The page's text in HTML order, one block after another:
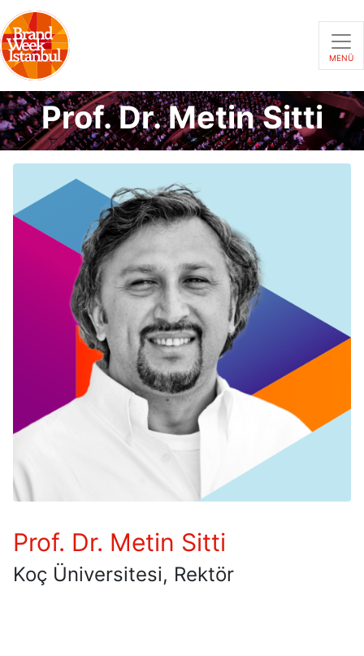
MENÜ
Prof. Dr. Metin Sitti
Prof. Dr. Metin Sitti
Koç Üniversitesi, Rektör